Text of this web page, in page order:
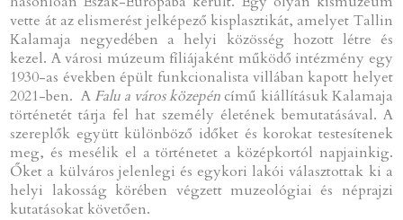
vette át az elismerést jelképező kisplasztikát, amelyet Tallin
Kalamaja negyedében a helyi közösség hozott létre és
kezel. A városi múzeum fíliájaként működő intézmény egy
1930-as években épült funkcionalista villában kapott helyet
2021-ben. A Falu a város közepéncímű kiállításuk Kalamaja
történetét tárja fel hat személy életének bemutatásával. A
szereplők együtt különböző időket és korokat testesítenek
meg, és mesélik el a történetet a középkortól napjainkig.
Őket a külváros jelenlegi és egykori lakói választottak ki a
helyi lakosság körében végzett muzeológiai és néprajzi
kutatásokat követően.